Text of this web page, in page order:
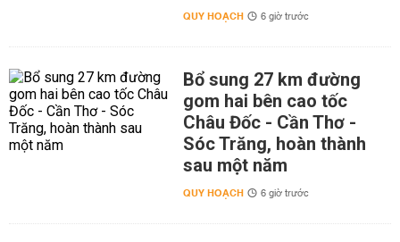
QUY HOẠCH 6 giờ trước
Bổ sung 27 km đường
gom hai bên cao tốc
Châu Đốc - Cần Thơ -
Sóc Trăng, hoàn thành
sau một năm
QUY HOẠCH 6 giờ trước